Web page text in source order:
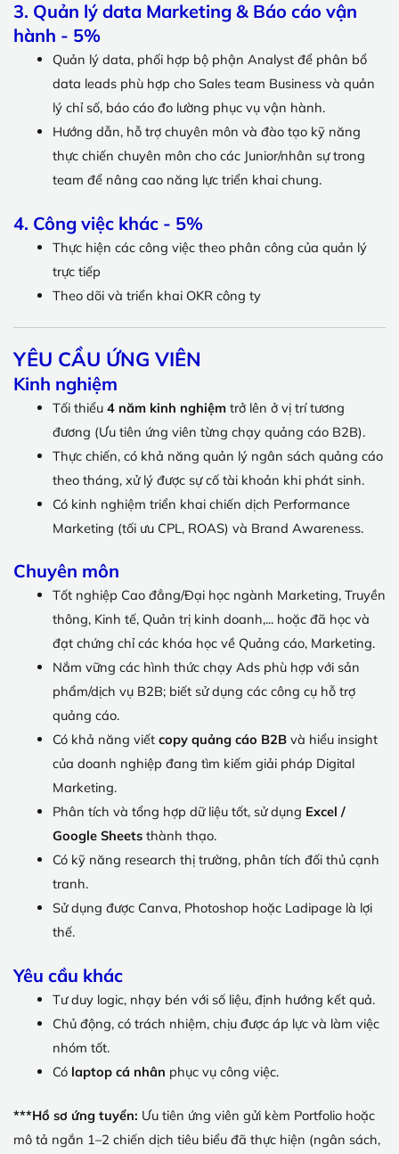
3. Quản lý data Marketing & Báo cáo vận
hành - 5%
Quản lý data, phối hợp bộ phận Analyst để phân bổ
data leads phù hợp cho Sales team Business và quản
lý chỉ số, báo cáo đo lường phục vụ vận hành.
Hướng dẫn, hỗ trợ chuyên môn và đào tạo kỹ năng
thực chiến chuyên môn cho các Junior/nhân sự trong
team để nâng cao năng lực triển khai chung.
4. Công việc khác - 5%
Thực hiện các công việc theo phân công của quản lý
trực tiếp
Theo dõi và triển khai OKR công ty
YÊU CẦU ỨNG VIÊN
Kinh nghiệm
Tối thiểu 4 năm kinh nghiệmtrở lên ở vị trí tương
đương (Ưu tiên ứng viên từng chạy quảng cáo B2B).
Thực chiến, có khả năng quản lý ngân sách quảng cáo
theo tháng, xử lý được sự cố tài khoản khi phát sinh.
Có kinh nghiệm triển khai chiến dịch Performance
Marketing (tối ưu CPL, ROAS) và Brand Awareness.
Chuyên môn
Tốt nghiệp Cao đẳng/Đại học ngành Marketing, Truyền
thông, Kinh tế, Quản trị kinh doanh,... hoặc đã học và
đạt chứng chỉ các khóa học về Quảng cáo, Marketing.
Nắm vững các hình thức chạy Ads phù hợp với sản
phẩm/dịch vụ B2B; biết sử dụng các công cụ hỗ trợ
quảng cáo.
Có khả năng viết copy quảng cáo B2Bvà hiểu insight
của doanh nghiệp đang tìm kiếm giải pháp Digital
Marketing.
Phân tích và tổng hợp dữ liệu tốt, sử dụng Excel /
Google Sheetsthành thạo.
Có kỹ năng research thị trường, phân tích đối thủ cạnh
tranh.
Sử dụng được Canva, Photoshop hoặc Ladipage là lợi
thế.
Yêu cầu khác
Tư duy logic, nhạy bén với số liệu, định hướng kết quả.
Chủ động, có trách nhiệm, chịu được áp lực và làm việc
nhóm tốt.
Có laptop cá nhân phục vụ công việc.
***Hồ sơ ứng tuyển: Ưu tiên ứng viên gửi kèm Portfolio hoặc
mô tả ngắn 1–2 chiến dịch tiêu biểu đã thực hiện (ngân sách,